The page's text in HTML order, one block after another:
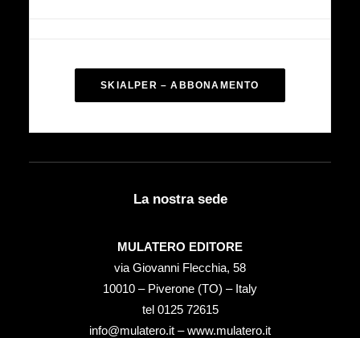
SKIALPER – ABBONAMENTO
La nostra sede
MULATERO EDITORE
via Giovanni Flecchia, 58
10010 – Piverone (TO) – Italy
tel ‭0125 72615‬
info@mulatero.it –www.mulatero.it